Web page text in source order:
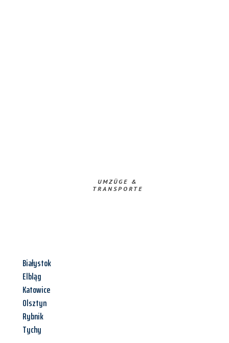
UMZÜGE &
TRANSPORTE
Białystok
Elbląg
Katowice
Olsztyn
Rybnik
Tychy